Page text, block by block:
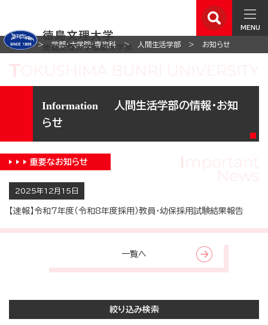
MENU
ホーム 学部・大学院・専攻科 人間生活学部 お知らせ
人間生活学部の情報・お知
らせ
重要なお知らせ
2025年12月15日
【速報】令和7年度（令和8年度採用）教員・幼保採用試験結果報告
一覧へ
絞り込み検索